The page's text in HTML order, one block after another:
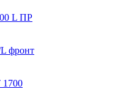
L ПР
фронт